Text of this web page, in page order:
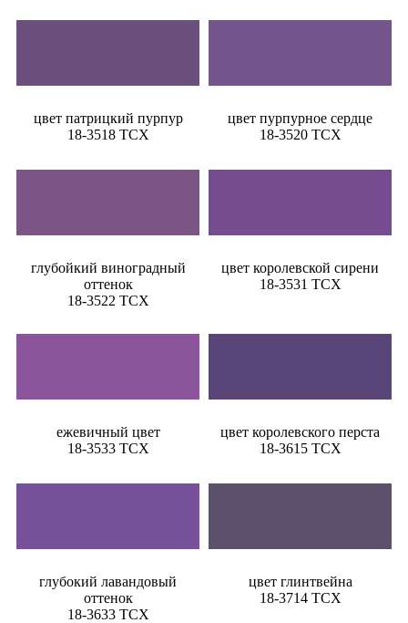
цвет патрицкий пурпур
18-3518 TCX
цвет пурпурное сердце
18-3520 TCX
глубойкий виноградный
оттенок
18-3522 TCX
цвет королевской сирени
18-3531 TCX
ежевичный цвет
18-3533 TCX
цвет королевского перста
18-3615 TCX
глубокий лавандовый
оттенок
18-3633 TCX
цвет глинтвейна
18-3714 TCX